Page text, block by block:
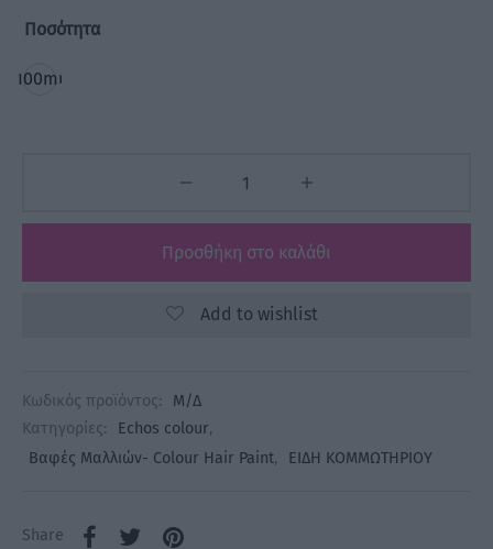
Ποσότητα
100ml
Προσθήκη στο καλάθι
Add to wishlist
Κωδικός προϊόντος:
Μ/Δ
Κατηγορίες:
Echos colour,
Βαφές Μαλλιών- Colour Hair Paint, ΕΙΔΗ ΚΟΜΜΩΤΗΡΙΟΥ
Share